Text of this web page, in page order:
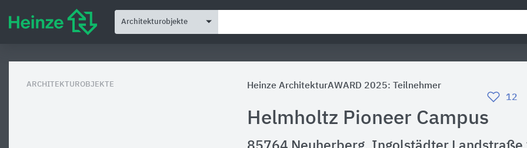
Architekturobjekte
ARCHITEKTUROBJEKTE
Heinze ArchitekturAWARD 2025: Teilnehmer
12
Helmholtz Pioneer Campus